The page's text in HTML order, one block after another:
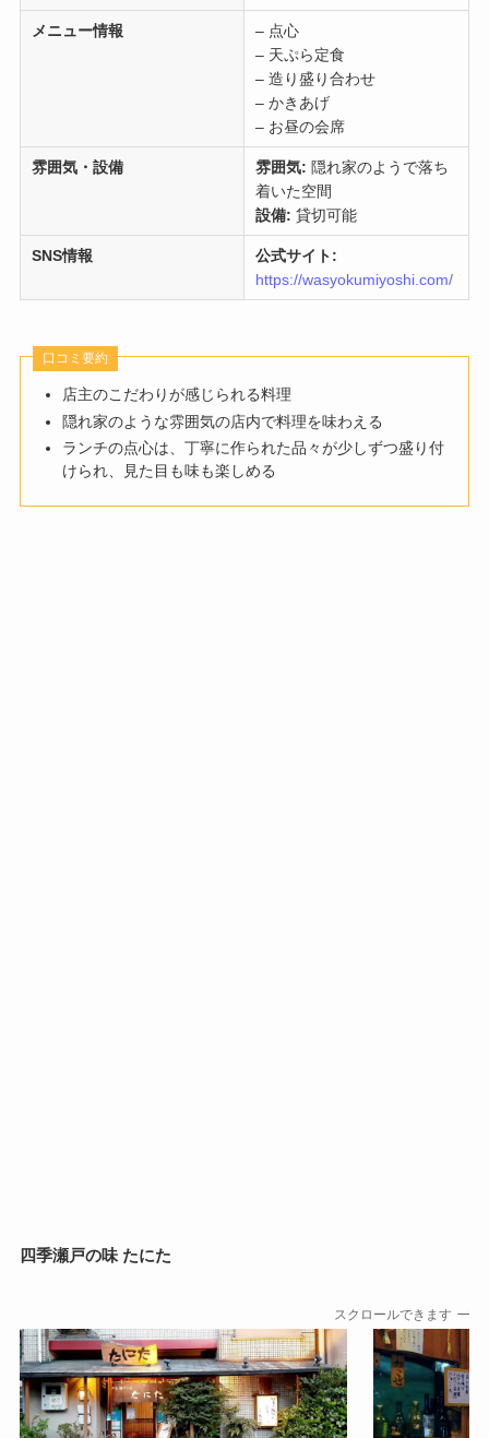
メニュー情報
– 点心
– 天ぷら定食
– 造り盛り合わせ
– かきあげ
– お昼の会席
雰囲気・設備 雰囲気: 隠れ家のようで落ち
着いた空間
設備: 貸切可能
SNS情報
公式サイト:
https://wasyokumiyoshi.com/
口コミ要約
店主のこだわりが感じられる料理
隠れ家のような雰囲気の店内で料理を味わえる
ランチの点心は、丁寧に作られた品々が少しずつ盛り付
けられ、見た目も味も楽しめる
四季瀬戸の味 たにた
スクロールできます